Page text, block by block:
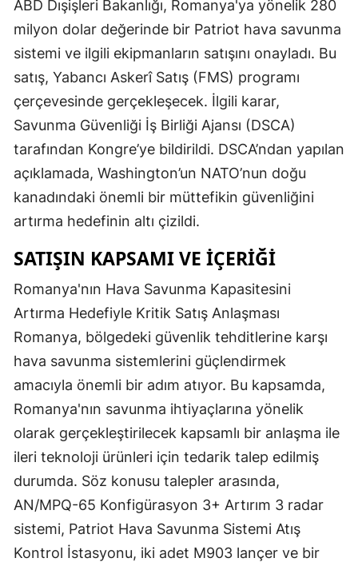
ABD Dışişleri Bakanlığı, Romanya'ya yönelik 280
milyon dolar değerinde bir Patriot hava savunma
sistemi ve ilgili ekipmanların satışını onayladı. Bu
satış, Yabancı Askerî Satış (FMS) programı
çerçevesinde gerçekleşecek. İlgili karar,
Savunma Güvenliği İş Birliği Ajansı (DSCA)
tarafından Kongre’ye bildirildi. DSCA’ndan yapılan
açıklamada, Washington’un NATO’nun doğu
kanadındaki önemli bir müttefikin güvenliğini
artırma hedefinin altı çizildi.
SATIŞIN KAPSAMI VE İÇERIĞI
Romanya'nın Hava Savunma Kapasitesini
Artırma Hedefiyle Kritik Satış Anlaşması
Romanya, bölgedeki güvenlik tehditlerine karşı
hava savunma sistemlerini güçlendirmek
amacıyla önemli bir adım atıyor. Bu kapsamda,
Romanya'nın savunma ihtiyaçlarına yönelik
olarak gerçekleştirilecek kapsamlı bir anlaşma ile
ileri teknoloji ürünleri için tedarik talep edilmiş
durumda. Söz konusu talepler arasında,
AN/MPQ-65 Konfigürasyon 3+ Artırım 3 radar
sistemi, Patriot Hava Savunma Sistemi Atış
Kontrol İstasyonu, iki adet M903 lançer ve bir